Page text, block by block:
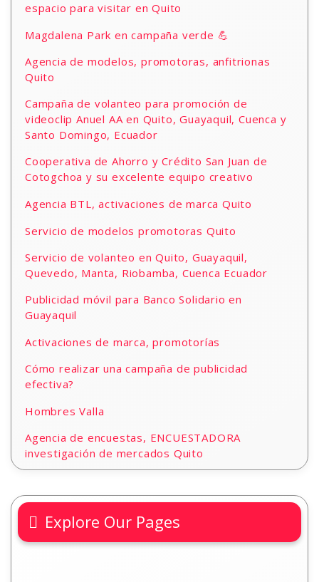
espacio para visitar en Quito
Magdalena Park en campaña verde 💪
Agencia de modelos, promotoras, anfitrionas
Quito
Campaña de volanteo para promoción de
videoclip Anuel AA en Quito, Guayaquil, Cuenca y
Santo Domingo, Ecuador
Cooperativa de Ahorro y Crédito San Juan de
Cotogchoa y su excelente equipo creativo
Agencia BTL, activaciones de marca Quito
Servicio de modelos promotoras Quito
Servicio de volanteo en Quito, Guayaquil,
Quevedo, Manta, Riobamba, Cuenca Ecuador
Publicidad móvil para Banco Solidario en
Guayaquil
Activaciones de marca, promotorías
Cómo realizar una campaña de publicidad
efectiva?
Hombres Valla
Agencia de encuestas, ENCUESTADORA
investigación de mercados Quito
Explore Our Pages